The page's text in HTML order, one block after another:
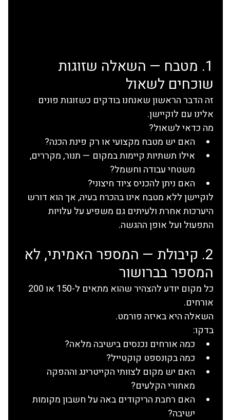
1. מטבח — השאלה שזוגות
שוכחים לשאול
זה הדבר הראשון שאנחנו בודקים כשזוגות פונים
אלינו עם לוקיישן.
מה כדאי לשאול?
האם יש מטבח מקצועי או רק פינת הכנה?
אילו תשתיות קיימות במקום — תנור, מקררים,
משטחי עבודה וחשמל?
האם ניתן להכניס ציוד חיצוני?
לוקיישן ללא מטבח אינו בהכרח בעיה, אך הוא דורש
היערכות אחרת ולעיתים גם משפיע על עלויות
התפעול ועל אופן ההגשה.
2. קיבולת — המספר האמיתי, לא
המספר בברושור
אורחים.
השאלה היא באיזה פורמט.
בדקו:
כמה אורחים נכנסים בישיבה מלאה?
כמה בקונספט קוקטייל?
האם יש מקום לצוותי הקייטרינג וההפקה
מאחורי הקלעים?
האם רחבת הריקודים באה על חשבון מקומות
ישיבה?